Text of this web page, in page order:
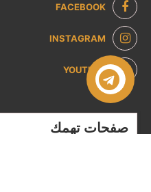
FACEBOOK
INSTAGRAM
YOUTUBE
صفحات تهمك